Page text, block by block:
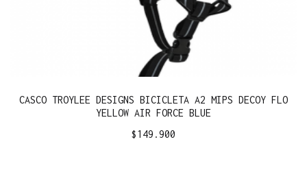
CASCO TROYLEE DESIGNS BICICLETA A2 MIPS DECOY FLO
YELLOW AIR FORCE BLUE
$149.900